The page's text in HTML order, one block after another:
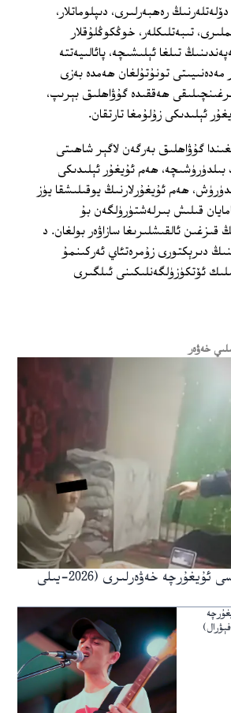
رەھبەرلىرى، دىپلوماتلار،
تىبەتلىكلەر، خوڭكوڭلۇقلار
تىلغا ئېلىشىچە، پائالىيەتتە
مەدەنىيىتى تونۇتۇلغان ھەمدە بەزى
ھەققىدە گۇۋاھلىق بېرىپ،
ئېلىدىكى زۇلۇمغا تارتقان.
گۇۋاھلىق بەرگەن لاگېر شاھىتى
ھەم ئۇيغۇر ئېلىدىكى
ھەم ئۇيغۇرلارنىڭ يوقىلىشقا يۈز
قىلىش بىرلەشتۈرۈلگەن بۇ
قىزغىن ئالقىشلىرىغا سازاۋەر بولغان. د
دىرېكتورى زۇمرەتئاي ئەركىنمۇ
ئۆتكۈزۈلگەنلىكىنى ئىلگىرى
خەۋەر
ئەركىن ئاسىيا رادىيوسى ئۇيغۇرچە خەۋەرلىرى (2026-يىلى